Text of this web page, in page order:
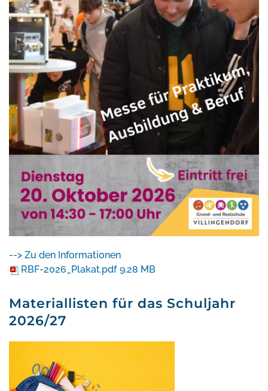
--> Zu den Informationen
RBF-2026_Plakat.pdf 9.28 MB
Materiallisten für das Schuljahr
2026/27